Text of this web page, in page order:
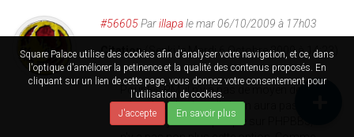
Square Palace utilise des cookies afin d'analyser votre navigation, et ce, dans
l'optique d'améliorer la petinence et la qualité des contenus proposés. En
cliquant sur un lien de cette page, vous donnez votre consentement pour
l'utilisation de cookies.
J'accepte
En savoir plus
#56605Parillapale mar 06/10/2009 à 17h03
Citation(Senki le Mardi 6 Octobre 2009 à 14:23)
Pour les PM, il n'y a pas de moyen de les
gérer dans le site et il n'y en aura pas.
D'ailleurs je remarque que sur PHPBB3, il